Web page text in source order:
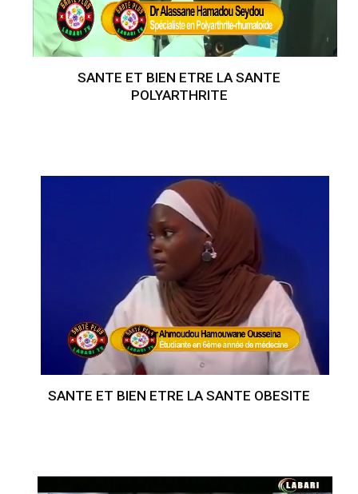
SANTE ET BIEN ETRE LA SANTE
POLYARTHRITE
SANTE ET BIEN ETRE LA SANTE OBESITE